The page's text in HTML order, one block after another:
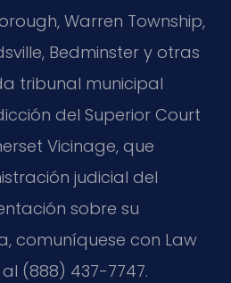
Warren Township,
Bedminster y otras
tribunal municipal
del Superior Court
Vicinage, que
judicial del
sobre su
comuníquese con Law
al (888) 437-7747.